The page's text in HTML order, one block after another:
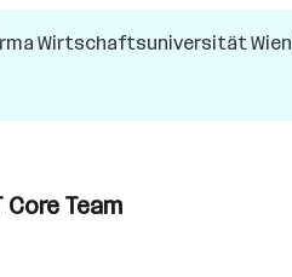
Wirtschaftsuniversität Wien
Team